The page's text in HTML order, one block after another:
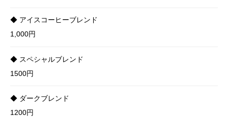
◆ アイスコーヒーブレンド
1,000円
◆ スペシャルブレンド
1500円
◆ ダークブレンド
1200円